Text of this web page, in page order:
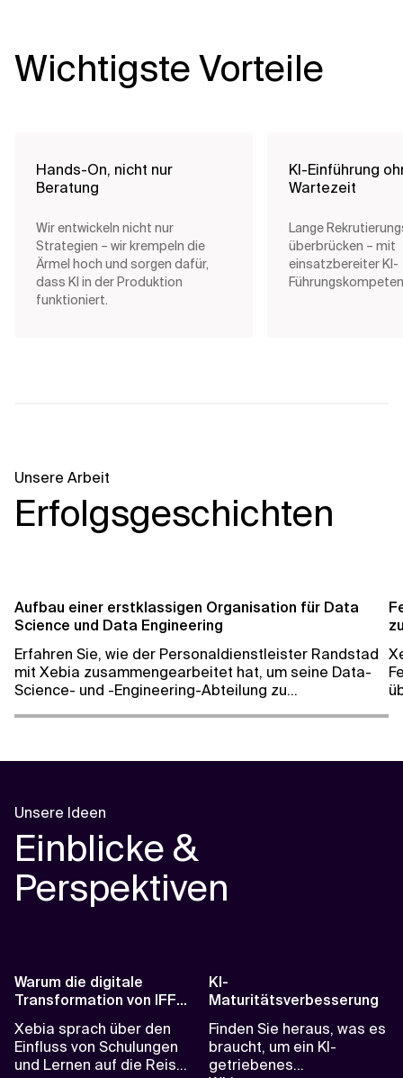
Wichtigste Vorteile
Hands-On, nicht nur
Beratung
Wir entwickeln nicht nur
Strategien – wir krempeln die
Ärmel hoch und sorgen dafür,
dass KI in der Produktion
funktioniert.
KI-Einführung
Wartezeit
Lange
überbrücken – mit
einsatzbereiter KI-
Unsere Arbeit
Erfolgsgeschichten
Aufbau einer erstklassigen Organisation für Data
Science und Data Engineering
Erfahren Sie, wie der Personaldienstleister Randstad
mit Xebia zusammengearbeitet hat, um seine Data-
Science- und -Engineering-Abteilung zu
Unsere Ideen
Einblicke &
Perspektiven
Warum die digitale
Transformation von IFF
Xebia sprach über den
Einfluss von Schulungen
und Lernen auf die Reise
KI-
Maturitätsverbesserung
Finden Sie heraus, was es
braucht, um ein KI-
getriebenes